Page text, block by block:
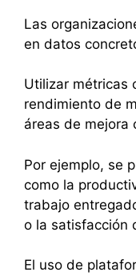
Las
en datos
Utilizar métricas
rendimiento de
áreas de mejora
Por ejemplo, se
como la
trabajo
o la satisfacción
El uso de